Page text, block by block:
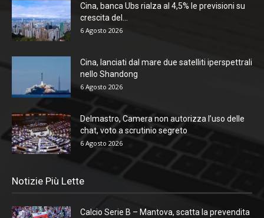
Cina, banca Ubs rialza al 4,5% le previsioni su
crescita del...
6 Agosto 2026
Cina, lanciati dal mare due satelliti iperspettrali
nello Shandong
6 Agosto 2026
Delmastro, Camera non autorizza l’uso delle
chat, voto a scrutinio segreto
6 Agosto 2026
Notizie Più Lette
Calcio Serie B – Mantova, scatta la prevendita